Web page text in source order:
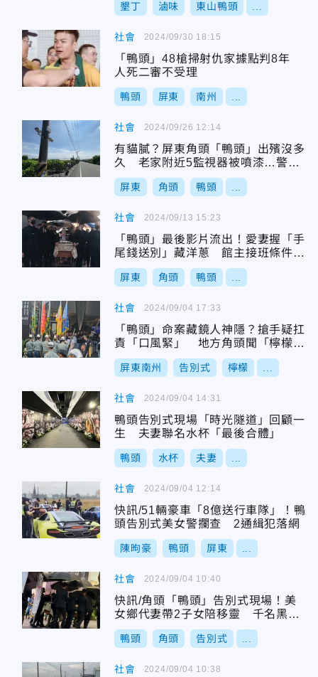
墾丁 滷味 東山鴨頭
社會
「鴨頭」48槍掃射仇家據點判8年
人死二審不受理
鴨頭 屏東 南州
2024/09/30 18:15
社會
有貓膩？屏東角頭「鴨頭」出殯沒多
久 老家附近5監視器被噴漆…警逮1
嫌
屏東 角頭 鴨頭
2024/09/26 12:14
社會
「鴨頭」最後影片流出！愛妻握「手
尾錢送別」藏洋蔥 館主接班條件曝
光
屏東 角頭 鴨頭
2024/09/13 15:23
社會
「鴨頭」命案藏鏡人神隱？搶手疑扛
責「口風緊」 地方角頭聞「檸檬」
秒愣住
屏東南州 告別式 檸檬
2024/09/04 17:33
社會
鴨頭告別式現場「時光隧道」回顧一
生 夫妻聯名水杯「最後合體」
鴨頭 水杯 夫妻
2024/09/04 14:31
社會
快訊/51輛豪車「8億送行車隊」！鴨
頭告別式美女警攔查 2通緝犯落網
陳昫豪 鴨頭 屏東
2024/09/04 12:14
社會
快訊/角頭「鴨頭」告別式現場！美
女鄉代妻帶2子女陪移靈 千名黑衣
人護送
鴨頭 角頭 告別式
2024/09/04 10:40
社會 2024/09/04 10:38